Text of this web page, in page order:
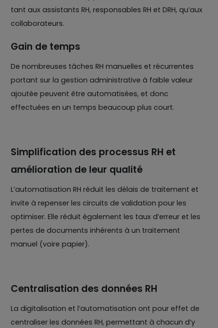
tant aux assistants RH, responsables RH et DRH, qu’aux
collaborateurs.
Gain de temps
De nombreuses tâches RH manuelles et récurrentes
portant sur la gestion administrative à faible valeur
ajoutée peuvent être automatisées, et donc
effectuées en un temps beaucoup plus court.
Simplification des processus RH et
amélioration de leur qualité
L’automatisation RH réduit les délais de traitement et
invite à repenser les circuits de validation pour les
optimiser. Elle réduit également les taux d’erreur et les
pertes de documents inhérents à un traitement
manuel (voire papier).
Centralisation des données RH
La digitalisation et l’automatisation ont pour effet de
centraliser les données RH, permettant à chacun d’y